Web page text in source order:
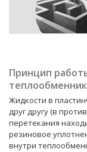
Принцип
Жидкости в
друг другу (в
перетекания
резиновое
внутри